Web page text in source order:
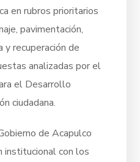
en rubros prioritarios
pavimentación,
y recuperación de
analizadas por el
el Desarrollo
ciudadana.
de Acapulco
institucional con los